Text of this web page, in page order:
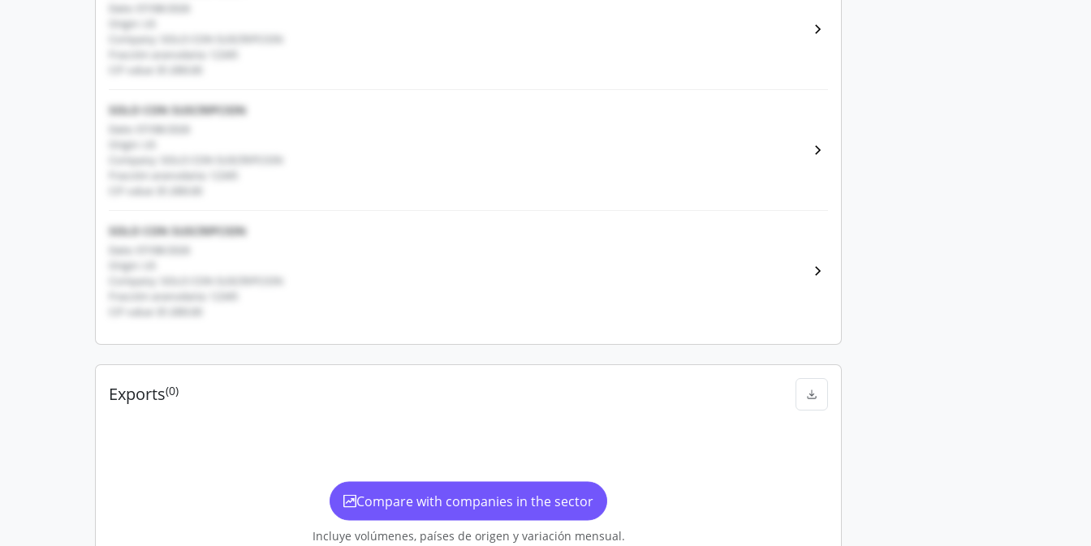
Date: 07/08/2026
Origin: US
Company: SOLO CON SUSCRIPCION
Fracción arancelaria: 12345
CIF value: $1,000.00
SOLO CON SUSCRIPCION
Date: 07/08/2026
Origin: US
Company: SOLO CON SUSCRIPCION
Fracción arancelaria: 12345
CIF value: $1,000.00
SOLO CON SUSCRIPCION
Date: 07/08/2026
Origin: US
Company: SOLO CON SUSCRIPCION
Fracción arancelaria: 12345
CIF value: $1,000.00
Exports(0)
Compare with companies in the sector
Incluye volúmenes, países de origen y variación mensual.